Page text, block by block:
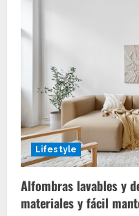
Lifestyle
Alfombras lavables y
materiales y fácil